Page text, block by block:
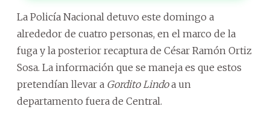
La Policía Nacional detuvo este domingo a
alrededor de cuatro personas, en el marco de la
fuga y la posterior recaptura de César Ramón Ortiz
Sosa. La información que se maneja es que estos
pretendían llevar a Gordito Lindoa un
departamento fuera de Central.